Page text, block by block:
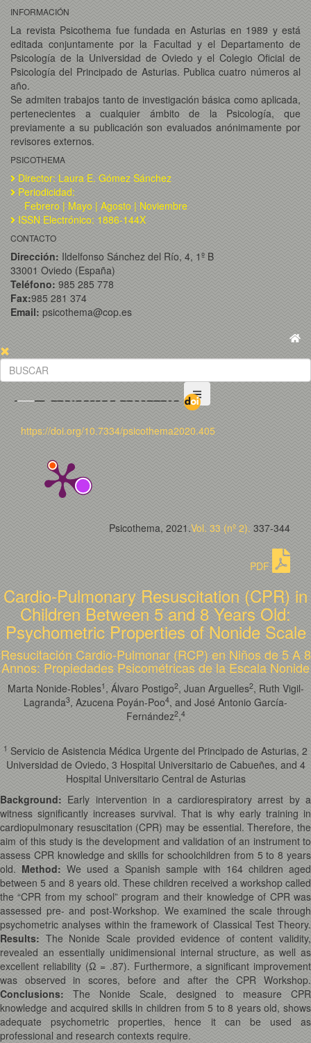
INFORMACIÓN
La revista Psicothema fue fundada en Asturias en 1989 y está
editada conjuntamente por la Facultad y el Departamento de
Psicología de la Universidad de Oviedo y el Colegio Oficial de
Psicología del Principado de Asturias. Publica cuatro números al
año.
Se admiten trabajos tanto de investigación básica como aplicada,
pertenecientes a cualquier ámbito de la Psicología, que
previamente a su publicación son evaluados anónimamente por
revisores externos.
PSICOTHEMA
Director: Laura E. Gómez Sánchez
Periodicidad:
Febrero | Mayo | Agosto | Noviembre
ISSN Electrónico: 1886-144X
CONTACTO
Dirección: Ildelfonso Sánchez del Río, 4, 1º B
33001 Oviedo (España)
Teléfono: 985 285 778
Fax:985 281 374
Email: psicothema@cop.es
https://doi.org/10.7334/psicothema2020.405
Psicothema, 2021.Vol. 33 (nº 2). 337-344
PDF
Cardio-Pulmonary Resuscitation (CPR) in
Children Between 5 and 8 Years Old:
Psychometric Properties of Nonide Scale
Resucitación Cardio-Pulmonar (RCP) en Niños de 5 A 8
Annos: Propiedades Psicométricas de la Escala Nonide
Marta Nonide-Robles1 , Álvaro Postigo2, Juan Arguelles2, Ruth Vigil-
Lagranda3, Azucena Poyán-Poo4, and José Antonio García-
Fernández2,4
1 Servicio de Asistencia Médica Urgente del Principado de Asturias, 2
Universidad de Oviedo, 3 Hospital Universitario de Cabueñes, and 4
Hospital Universitario Central de Asturias
Background: Early intervention in a cardiorespiratory arrest by a
witness significantly increases survival. That is why early training in
cardiopulmonary resuscitation (CPR) may be essential. Therefore, the
aim of this study is the development and validation of an instrument to
assess CPR knowledge and skills for schoolchildren from 5 to 8 years
old. Method: We used a Spanish sample with 164 children aged
between 5 and 8 years old. These children received a workshop called
the “CPR from my school” program and their knowledge of CPR was
assessed pre- and post-Workshop. We examined the scale through
psychometric analyses within the framework of Classical Test Theory.
Results: The Nonide Scale provided evidence of content validity,
revealed an essentially unidimensional internal structure, as well as
excellent reliability (Ω = .87). Furthermore, a significant improvement
was observed in scores, before and after the CPR Workshop.
Conclusions: The Nonide Scale, designed to measure CPR
knowledge and acquired skills in children from 5 to 8 years old, shows
adequate psychometric properties, hence it can be used as
professional and research contexts require.